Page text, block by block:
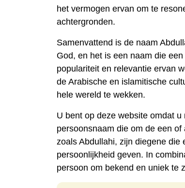
het vermogen ervan om te
achtergronden.
Samenvattend is de naam
God, en het is een naam die
populariteit en relevantie ervan
de Arabische en islamitische
hele wereld te wekken.
U bent op deze website omdat
persoonsnaam die om de een
zoals Abdullahi, zijn diegene die
persoonlijkheid geven. In
persoon om bekend en uniek te